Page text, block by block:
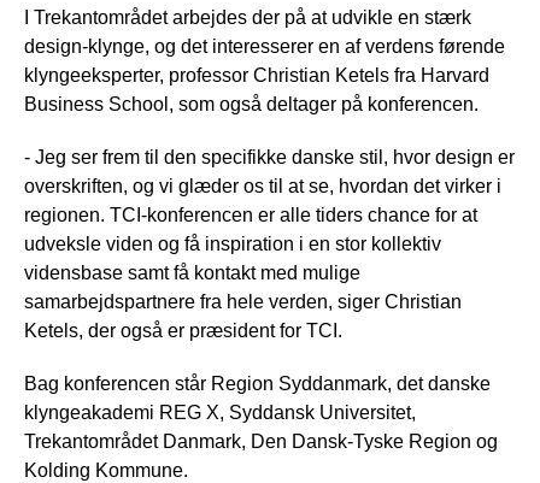
I Trekantområdet arbejdes der på at udvikle en stærk
design-klynge, og det interesserer en af verdens førende
klyngeeksperter, professor Christian Ketels fra Harvard
Business School, som også deltager på konferencen.
- Jeg ser frem til den specifikke danske stil, hvor design er
overskriften, og vi glæder os til at se, hvordan det virker i
regionen. TCI-konferencen er alle tiders chance for at
udveksle viden og få inspiration i en stor kollektiv
vidensbase samt få kontakt med mulige
samarbejdspartnere fra hele verden, siger Christian
Ketels, der også er præsident for TCI.
Bag konferencen står Region Syddanmark, det danske
klyngeakademi REG X, Syddansk Universitet,
Trekantområdet Danmark, Den Dansk-Tyske Region og
Kolding Kommune.